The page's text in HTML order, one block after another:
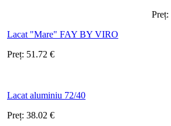
Preț:
Lacat "Mare" FAY BY VIRO
Preț: 51.72 €
Lacat aluminiu 72/40
Preț: 38.02 €